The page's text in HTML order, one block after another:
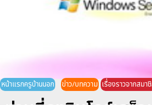
หน้าแรกครูบ้านนอก ข่าว/บทความ เรื่องราวจากสมา